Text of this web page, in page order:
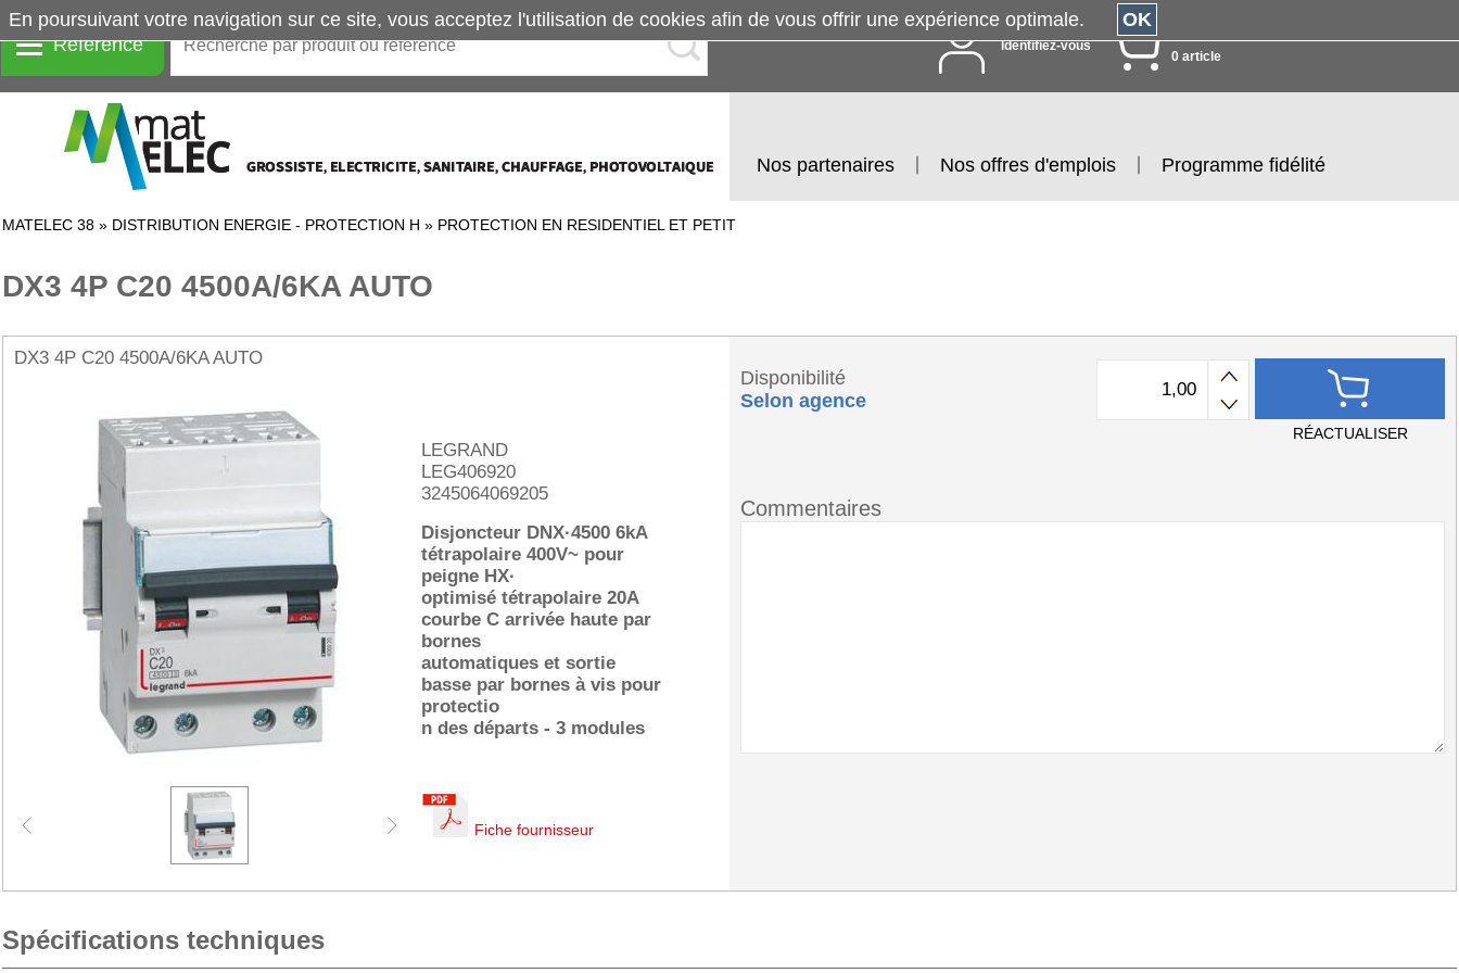
Référence Identifiez-vous
0 article
Nos partenaires Nos offres d'emplois Programme fidélité
MATELEC 38 » DISTRIBUTION ENERGIE - PROTECTION H » PROTECTION EN RESIDENTIEL ET PETIT
DX3 4P C20 4500A/6KA AUTO
DX3 4P C20 4500A/6KA AUTO
LEGRAND
LEG406920
3245064069205
Disjoncteur DNX·4500 6kA
tétrapolaire 400V~ pour
peigne HX·
optimisé tétrapolaire 20A
courbe C arrivée haute par
bornes
automatiques et sortie
basse par bornes à vis pour
protectio
n des départs - 3 modules
Fiche fournisseur
Disponibilité
Selon agence
RÉACTUALISER
Commentaires
Spécifications techniques
En poursuivant votre navigation sur ce site, vous acceptez l'utilisation de cookies afin de vous offrir une expérience optimale. OK